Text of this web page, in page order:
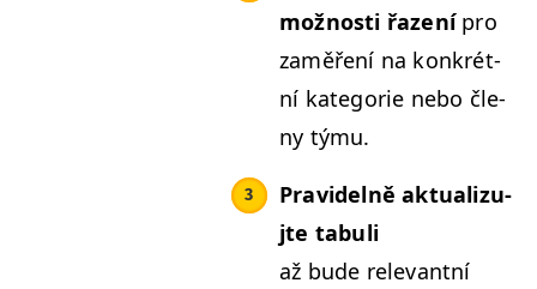
možnos­ti řazení pro
zaměření na konkrét­
ní kat­e­gorie nebo čle­
ny týmu.
Pravidel­ně aktu­al­izu­
jte tab­u­li
až bude rel­e­vant­ní